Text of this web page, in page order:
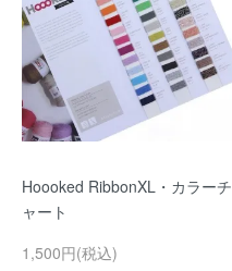
Hoooked RibbonXL・カラーチ
ャート
1,500円(税込)